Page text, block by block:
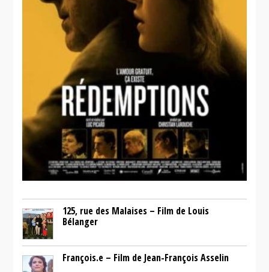
125, rue des Malaises – Film de Louis
Bélanger
François.e – Film de Jean-François Asselin